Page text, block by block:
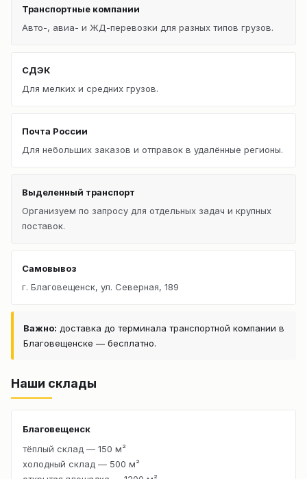
Транспортные компании
Авто-, авиа- и ЖД-перевозки для разных типов грузов.
СДЭК
Для мелких и средних грузов.
Почта России
Для небольших заказов и отправок в удалённые регионы.
Выделенный транспорт
Организуем по запросу для отдельных задач и крупных
поставок.
Самовывоз
г. Благовещенск, ул. Северная, 189
Важно: доставка до терминала транспортной компании в
Благовещенске — бесплатно.
Наши склады
Благовещенск
тёплый склад — 150 м²
холодный склад — 500 м²